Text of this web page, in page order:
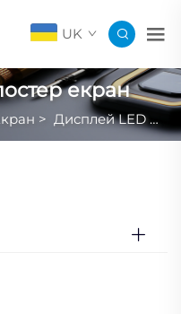
UK
екран
> Дисплей LED Постер